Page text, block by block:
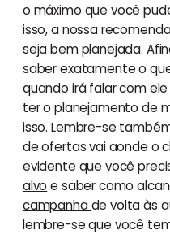
o máximo que você
isso, a nossa
seja bem planejada.
saber exatamente o
quando irá falar com
ter o planejamento de
isso. Lembre-se
de ofertas vai aonde o
evidente que você
alvo e saber como
campanhade volta às
lembre-se que você